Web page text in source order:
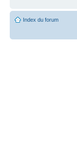
Index du forum